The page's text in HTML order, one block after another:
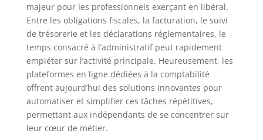
majeur pour les professionnels exerçant en libéral.
Entre les obligations fiscales, la facturation, le suivi
de trésorerie et les déclarations réglementaires, le
temps consacré à l’administratif peut rapidement
empiéter sur l’activité principale. Heureusement, les
plateformes en ligne dédiées à la comptabilité
offrent aujourd’hui des solutions innovantes pour
automatiser et simplifier ces tâches répétitives,
permettant aux indépendants de se concentrer sur
leur cœur de métier.